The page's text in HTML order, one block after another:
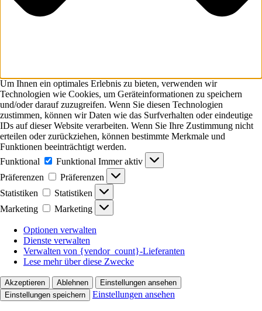
Um Ihnen ein optimales Erlebnis zu bieten, verwenden wir
Technologien wie Cookies, um Geräteinformationen zu speichern
und/oder darauf zuzugreifen. Wenn Sie diesen Technologien
zustimmen, können wir Daten wie das Surfverhalten oder eindeutige
IDs auf dieser Website verarbeiten. Wenn Sie Ihre Zustimmung nicht
erteilen oder zurückziehen, können bestimmte Merkmale und
Funktionen beeinträchtigt werden.
Funktional
Funktional Immer aktiv
Präferenzen
Präferenzen
Statistiken
Statistiken
Marketing
Marketing
Optionen verwalten
Dienste verwalten
Verwalten von {vendor_count}-Lieferanten
Lese mehr über diese Zwecke
Akzeptieren Ablehnen
Einstellungen ansehen
Einstellungen speichern
Einstellungen ansehen